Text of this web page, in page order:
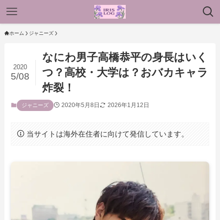
ホーム ジャニーズ
なにわ男子高橋恭平の身長はいく
つ？高校・大学は？おバカキャラ
炸裂！
2020
5/08
ジャニーズ 2020年5月8日 2026年1月12日
当サイトは海外在住者に向けて発信しています。